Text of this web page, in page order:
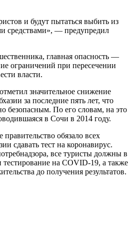
и будут пытаться выбить из
средствами», — предупредил
главная опасность —
ограничений при пересечении
власти.
значительное снижение
за последние пять лет, что
безопасным. По его словам, на это
в Сочи в 2014 году.
правительство обязало всех
сдавать тест на коронавирус.
все туристы должны в
тестирование на COVID-19, а также
до получения результатов.